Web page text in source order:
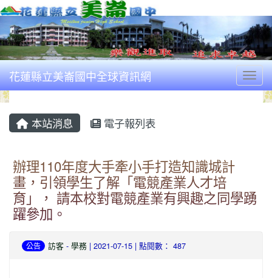
花蓮縣立美崙國中全球資訊網
本站消息 電子報列表
辦理110年度大手牽小手打造知識城計
畫，引領學生了解「電競產業人才培
育」， 請本校對電競產業有興趣之同學踴
躍參加。
公告 訪客 - 學務 | 2021-07-15 | 點閱數： 487